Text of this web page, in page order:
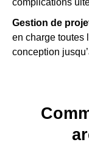
complications
Gestion de
en charge toutes
conception